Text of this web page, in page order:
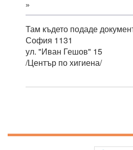
»
Там където подаде
София 1131
ул. "Иван Гешов" 15
/Център по хигиена/